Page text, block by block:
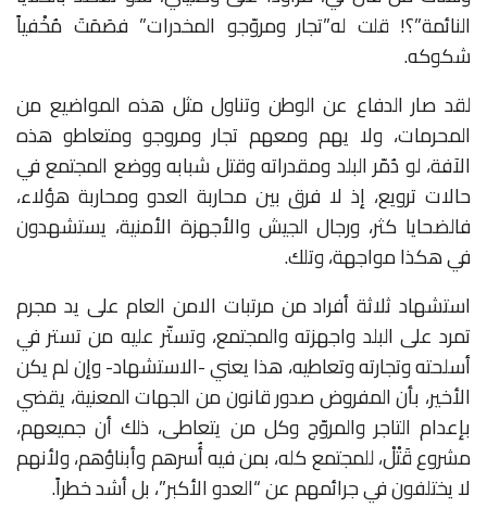
النائمة”؟! قلت له”تجار ومروّجو المخدرات” فصَمَتَ مُخْفياً
شكوكه.
لقد صار الدفاع عن الوطن وتناول مثل هذه المواضيع من
المحرمات، ولا يهم ومعهم تجار ومروجو ومتعاطو هذه
الآفة، لو دُمّر البلد ومقدراته وقتل شبابه ووضع المجتمع في
حالات ترويع، إذ لا فرق بين محاربة العدو ومحاربة هؤلاء،
فالضحايا كثر، ورجال الجيش والأجهزة الأمنية، يستشهدون
في هكذا مواجهة، وتلك.
استشهاد ثلاثة أفراد من مرتبات الامن العام على يد مجرم
تمرد على البلد واجهزته والمجتمع، وتستّر عليه من تستر في
أسلحته وتجارته وتعاطيه، هذا يعني -الاستشهاد- وإن لم يكن
الأخير، بأن المفروض صدور قانون من الجهات المعنية، يقضي
بإعدام التاجر والمروّج وكل من يتعاطى، ذلك أن جميعهم،
مشروع قَتْلْ، للمجتمع كله، بمن فيه أُسرهم وأبناؤهم، ولأنهم
لا يختلفون في جرائمهم عن “العدو الأكبر”، بل أشد خطراً.